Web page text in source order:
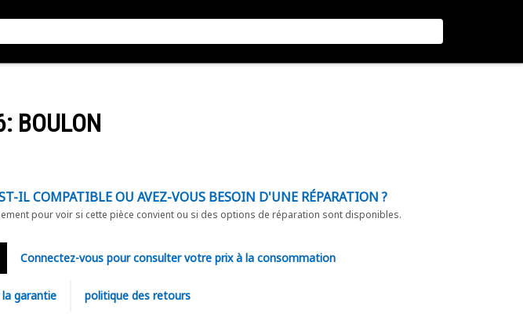
: BOULON
IL COMPATIBLE OU AVEZ-VOUS BESOIN D'UNE RÉPARATION ?
pour voir si cette pièce convient ou si des options de réparation sont disponibles.
Connectez-vous pour consulter votre prix à la consommation
garantie politique des retours